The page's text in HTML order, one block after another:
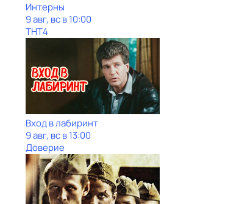
Интерны
9 авг, вс в 10:00
ТНТ4
Вход в лабиринт
9 авг, вс в 13:00
Доверие